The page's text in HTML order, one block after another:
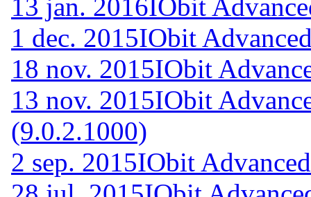
13 jan. 2016IObit
1 dec. 2015IObit
18 nov. 2015IObit
13 nov. 2015IObit
(9.0.2.1000)
2 sep. 2015IObit